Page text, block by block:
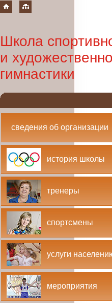
Школа
и
гимнастики
сведения об организации
история школы
тренеры
спортсмены
услуги
мероприятия